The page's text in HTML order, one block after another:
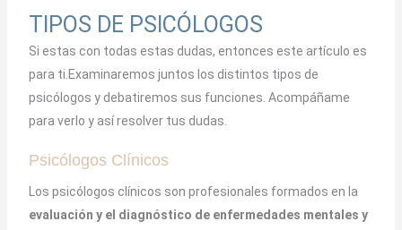
TIPOS DE PSICÓLOGOS
Si estas con todas estas dudas, entonces este artículo es
para ti.Examinaremos juntos los distintos tipos de
psicólogos y debatiremos sus funciones. Acompáñame
para verlo y así resolver tus dudas.
Psicólogos Clínicos
Los psicólogos clínicos son profesionales formados en la
evaluación y el diagnóstico de enfermedades mentales y